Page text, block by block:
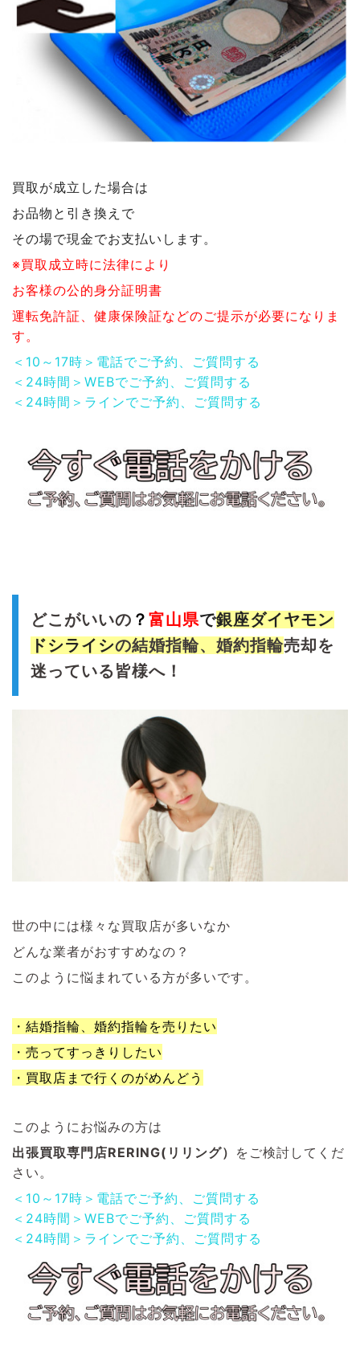
買取が成立した場合は
お品物と引き換えで
その場で現金でお支払いします。
※買取成立時に法律により
お客様の公的身分証明書
運転免許証、健康保険証などのご提示が必要になりま
す。
＜10～17時＞電話でご予約、ご質問する
＜24時間＞WEBでご予約、ご質問する
＜24時間＞ラインでご予約、ご質問する
どこがいいの ？ 富山県で銀座ダイヤモン
ドシライシの結婚指輪、婚約指輪売却を
迷っている皆様へ！
世の中には様々な買取店が多いなか
どんな業者がおすすめなの？
このように悩まれている方が多いです。
・結婚指輪、婚約指輪を売りたい
・売ってすっきりしたい
・買取店まで行くのがめんどう
このようにお悩みの方は
出張買取専門店RERING(リリング） をご検討してくだ
さい。
＜10～17時＞電話でご予約、ご質問する
＜24時間＞WEBでご予約、ご質問する
＜24時間＞ラインでご予約、ご質問する